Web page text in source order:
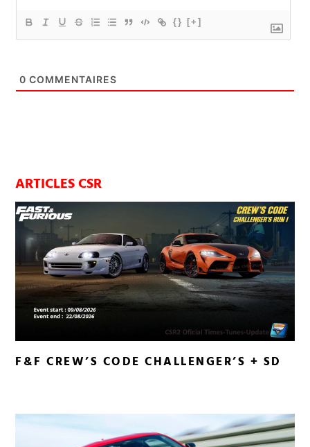
{} [+]
0 COMMENTAIRES
ARTICLES CSR
F&F CREW’S CODE CHALLENGER’S + SD